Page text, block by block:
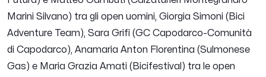
Marini Silvano) tra gli open uomini, Giorgia Simoni (Bici
Adventure Team), Sara Grifi (GC Capodarco-Comunità
di Capodarco), Anamaria Anton Florentina (Sulmonese
Gas) e Maria Grazia Amati (Bicifestival) tra le open